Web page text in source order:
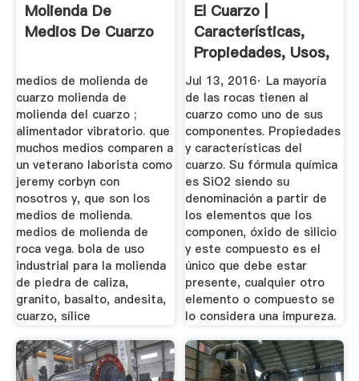
Molienda De
Medios De Cuarzo
medios de molienda de
cuarzo molienda de
molienda del cuarzo ;
alimentador vibratorio. que
muchos medios comparen a
un veterano laborista como
jeremy corbyn con
nosotros y, que son los
medios de molienda.
medios de molienda de
roca vega. bola de uso
industrial para la molienda
de piedra de caliza,
granito, basalto, andesita,
cuarzo, sílice
El Cuarzo |
Características,
Propiedades, Usos,
Origen
Jul 13, 2016· La mayoría
de las rocas tienen al
cuarzo como uno de sus
componentes. Propiedades
y características del
cuarzo. Su fórmula química
es SiO2 siendo su
denominación a partir de
los elementos que los
componen, óxido de silicio
y este compuesto es el
único que debe estar
presente, cualquier otro
elemento o compuesto se
lo considera una impureza.